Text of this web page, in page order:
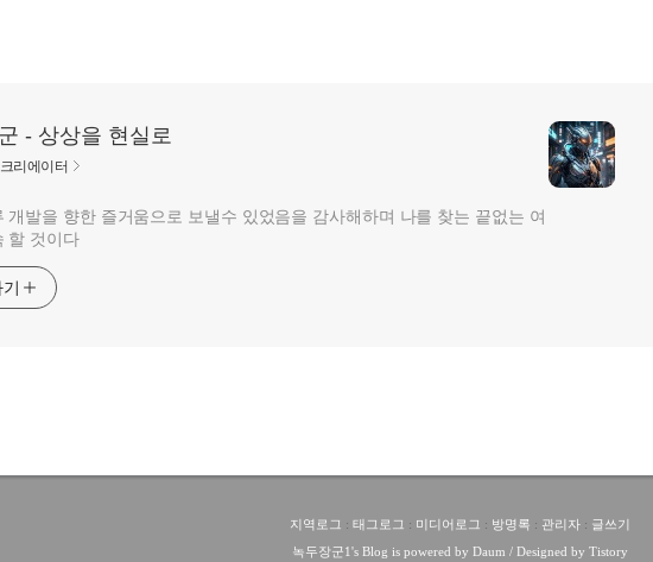
- 상상을 현실로
리에이터
개발을 향한 즐거움으로 보낼수 있었음을 감사해하며 나를 찾는 끝없는 여
할 것이다
지역로그 : 태그로그 : 미디어로그 : 방명록 : 관리자: 글쓰기
녹두장군1's Blog is powered by Daum / Designed by Tistory